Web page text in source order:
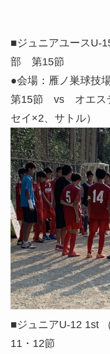
■ジュニアユースU-
部 第15節
●会場：雁ノ巣球技
第15節 vs オエス
セイ×2、サトル）
■ジュニアU-12 1st
11・12節